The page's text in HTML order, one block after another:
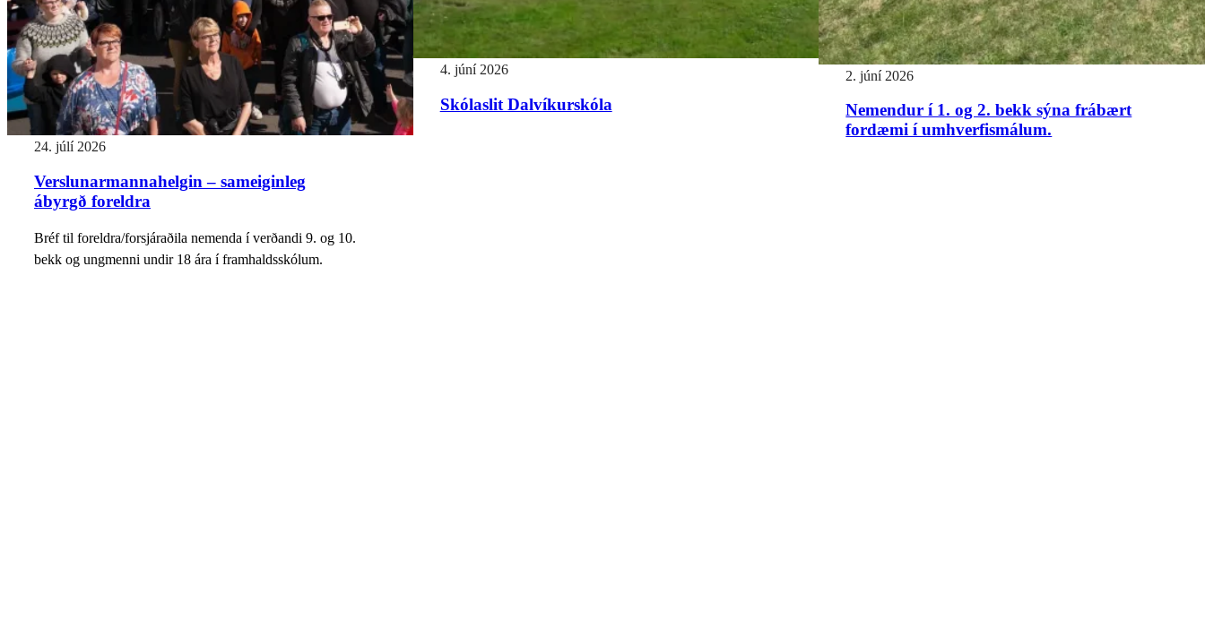
24. júlí 2026
Verslunarmannahelgin – sameiginleg
ábyrgð foreldra
Bréf til foreldra/forsjáraðila nemenda í verðandi 9. og 10.
bekk og ungmenni undir 18 ára í framhaldsskólum.
4. júní 2026
Skólaslit Dalvíkurskóla
2. júní 2026
Nemendur í 1. og 2. bekk sýna frábært
fordæmi í umhverfismálum.